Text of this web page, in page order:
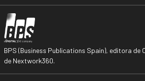
BPS (Business Publications Spain), editora
de Nextwork360.